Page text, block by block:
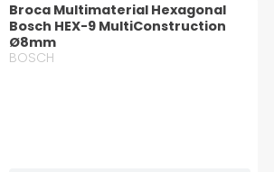
Broca Multimaterial Hexagonal
Bosch HEX-9 MultiConstruction
Ø8mm
BOSCH